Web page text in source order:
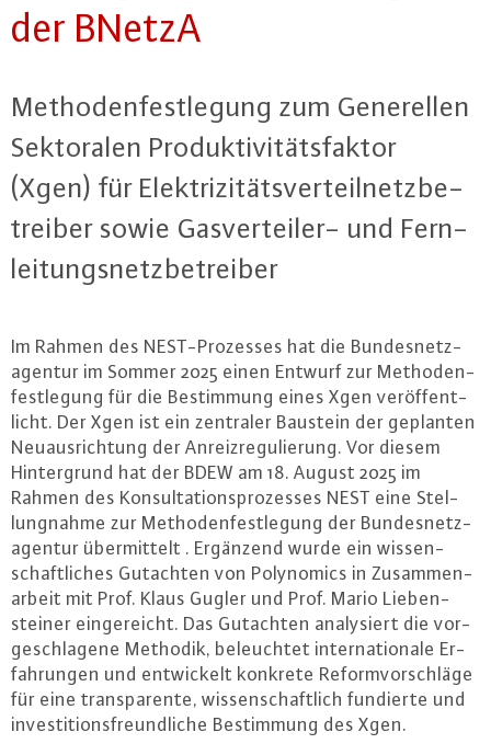
der BNetzA
Me­tho­den­fest­le­gung zum Ge­ne­rel­len
Sek­to­ra­len Pro­duk­ti­vi­täts­fak­tor
(Xgen) für Elek­tri­zi­täts­ver­teil­netz­be­
trei­ber sowie Gas­ver­tei­ler- und Fern­
lei­tungs­netz­be­trei­ber
Im Rahmen des NEST-Pro­zes­ses hat die Bun­des­netz­
agen­tur im Sommer 2025 einen Entwurf zur Me­tho­den­
fest­le­gung für die Be­stim­mung eines Xgen ver­öf­fent­
licht. Der Xgen ist ein zentraler Baustein der geplanten
Neu­aus­rich­tung der An­reiz­re­gu­lie­rung. Vor diesem
Hin­ter­grund hat der BDEW am 18. August 2025 im
Rahmen des Kon­sul­ta­ti­ons­pro­zes­ses NEST eine Stel­
lung­nah­me zur Me­tho­den­fest­le­gung der Bun­des­netz­
agen­tur über­mit­telt . Ergänzend wurde ein wis­sen­
schaft­li­ches Gutachten von Po­ly­no­mics in Zu­sam­men­
ar­beit mit Prof. Klaus Gugler und Prof. Mario Lie­ben­
stei­ner ein­ge­reicht. Das Gutachten ana­ly­siert die vor­
ge­schla­ge­ne Methodik, be­leuch­tet in­ter­na­tio­na­le Er­
fah­run­gen und ent­wi­ckelt konkrete Re­form­vor­schlä­ge
für eine trans­pa­ren­te, wis­sen­schaft­lich fundierte und
in­ves­ti­ti­ons­freund­li­che Be­stim­mung des Xgen.